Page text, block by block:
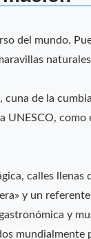
del mundo.
de la
como
calles llenas
y un
y
mundialmente